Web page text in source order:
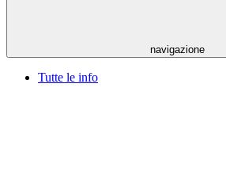
navigazione
Tutte le info